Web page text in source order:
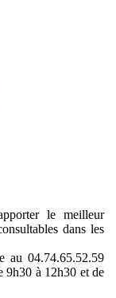
le meilleur
dans les
au 04.74.65.52.59
9h30 à 12h30 et de